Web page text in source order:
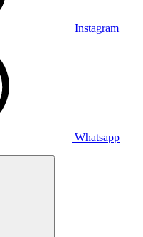
Instagram
Whatsapp